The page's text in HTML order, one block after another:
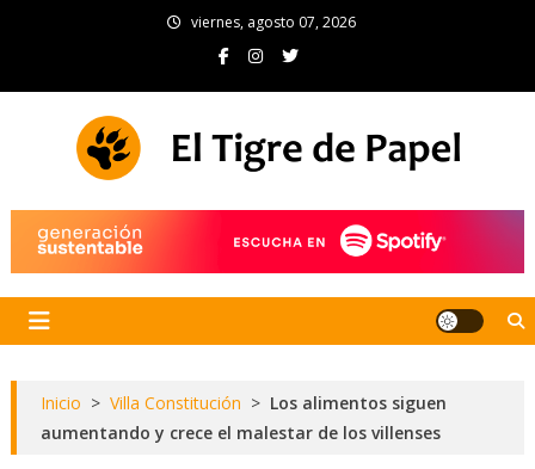
viernes, agosto 07, 2026
Inicio > Villa Constitución > Los alimentos siguen
aumentando y crece el malestar de los villenses